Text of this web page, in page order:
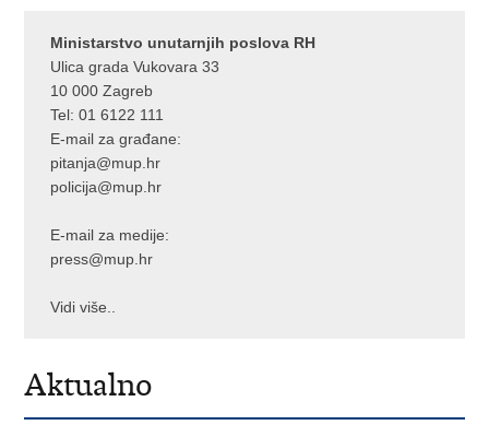
Ministarstvo unutarnjih poslova RH
Ulica grada Vukovara 33
10 000 Zagreb
Tel:01 6122 111
E-mail za građane:
pitanja@mup.hr
policija@mup.hr
E-mail za medije:
press@mup.hr
Vidi više..
Aktualno